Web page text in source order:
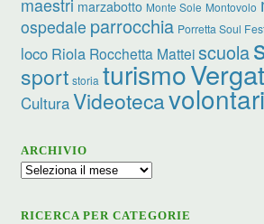
maestri marzabotto Monte Sole Montovolo
ospedale parrocchia Porretta Soul
loco Riola Rocchetta Matteiscuola
sport storia turismo
CulturaVideoteca
ARCHIVIO
Archivio
RICERCA PER CATEGORIE